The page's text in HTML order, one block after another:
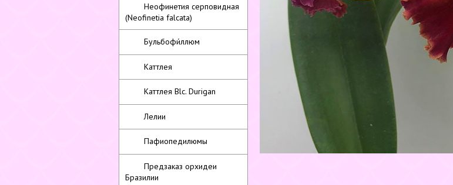
Неофинетия серповидная
(Neofinetia falcata)
Бульбофи́ллюм
Каттлея
Каттлея Blc. Durigan
Лелии
Пафиопедилюмы
Предзаказ орхидеи
Бразилии